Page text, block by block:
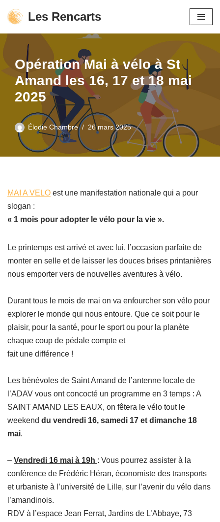
Aller
contenu
Les Rencarts
Opération Mai à vélo à St
Amand les 16, 17 et 18 mai
2025
Élodie Chambre 26 mars 2025
MAI A VELO est une manifestation nationale qui a pour
slogan :
« 1 mois pour adopter le vélo pour la vie ».
Le printemps est arrivé et avec lui, l’occasion parfaite de
monter en selle et de laisser les douces brises printanières
nous emporter vers de nouvelles aventures à vélo.
Durant tous le mois de mai on va enfourcher son vélo pour
explorer le monde qui nous entoure. Que ce soit pour le
plaisir, pour la santé, pour le sport ou pour la planète
chaque coup de pédale compte et
fait une différence !
Les bénévoles de Saint Amand de l’antenne locale de
l’ADAV vous ont concocté un programme en 3 temps : A
SAINT AMAND LES EAUX, on fêtera le vélo tout le
weekend du vendredi 16, samedi 17 et dimanche 18
mai.
– Vendredi 16 mai à 19h : Vous pourrez assister à la
conférence de Frédéric Héran, économiste des transports
et urbaniste à l’université de Lille, sur l’avenir du vélo dans
l’amandinois.
RDV à l’espace Jean Ferrat, Jardins de L’Abbaye, 73